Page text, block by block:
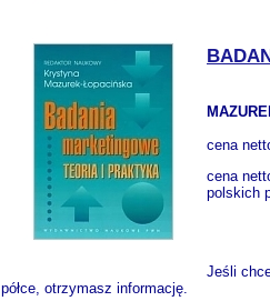
cena
cena
polskich
Jeśli
półce, otrzymasz informację.